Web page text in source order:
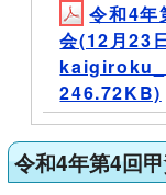
令和4年
会(12月23
246.72KB)
令和4年第4回